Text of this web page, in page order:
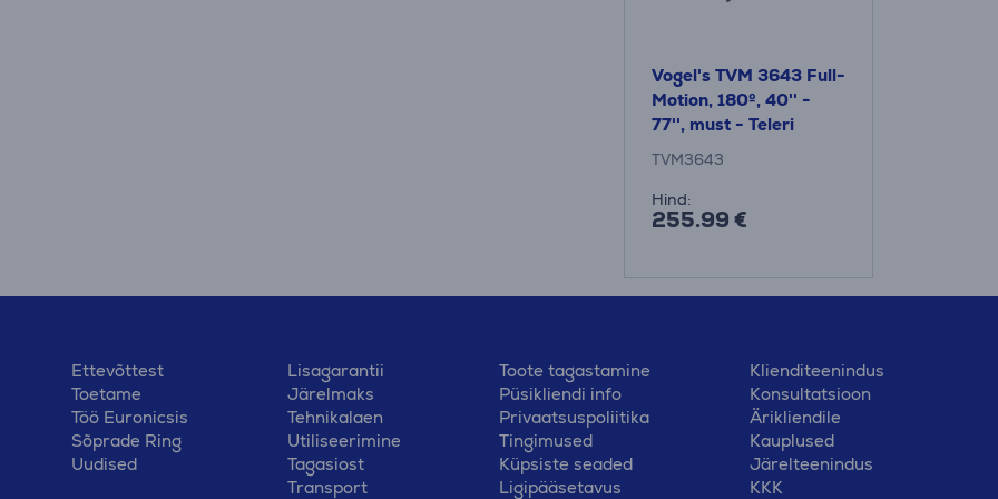
Vogel's TVM 3643 Full-
Motion, 180º, 40'' -
77'', must - Teleri
seinakinnitus
TVM3643
Hind:
255.99 €
Ettevõttest
Toetame
Töö Euronicsis
Sõprade Ring
Uudised
Lisagarantii
Järelmaks
Tehnikalaen
Utiliseerimine
Tagasiost
Transport
Toote tagastamine
Püsikliendi info
Privaatsuspoliitika
Tingimused
Küpsiste seaded
Ligipääsetavus
Klienditeenindus
Konsultatsioon
Ärikliendile
Kauplused
Järelteenindus
KKK